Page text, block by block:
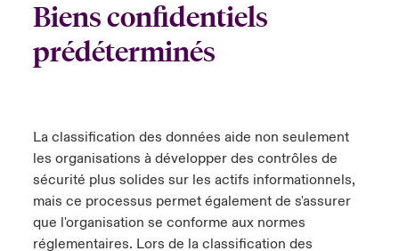
Biens confidentiels
prédéterminés
La classification des données aide non seulement
les organisations à développer des contrôles de
sécurité plus solides sur les actifs informationnels,
mais ce processus permet également de s'assurer
que l'organisation se conforme aux normes
réglementaires. Lors de la classification des